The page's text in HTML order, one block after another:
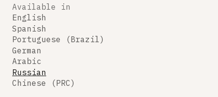
Available in
English
Spanish
Portuguese (Brazil)
German
Arabic
Russian
Chinese (PRC)